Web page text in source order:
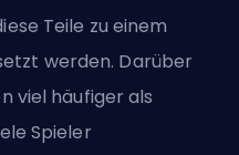
Teile zu einem
werden. Darüber
viel häufiger als
Spieler